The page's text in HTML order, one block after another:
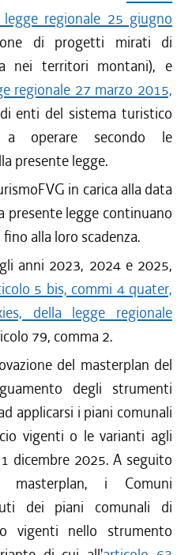
regionale 25 giugno
di progetti mirati di
nei territori montani), e
regionale 27 marzo 2015,
enti del sistema turistico
a operare secondo le
presente legge.
in carica alla data
presente legge continuano
alla loro scadenza.
anni 2023, 2024 e 2025,
5 bis, commi 4 quater,
della legge regionale
79, comma 2.
del masterplan del
degli strumenti
applicarsi i piani comunali
vigenti o le varianti agli
dicembre 2025. A seguito
masterplan, i Comuni
dei piani comunali di
vigenti nello strumento